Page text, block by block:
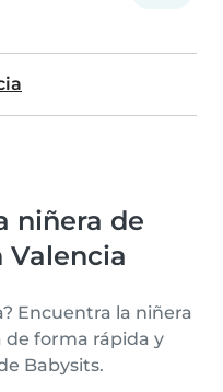
niñera de
Valencia
Encuentra la niñera
forma rápida y
Babysits.